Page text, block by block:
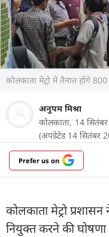
कोलकाता मेट्रो में तैनात होंगे
अनुपम मिश्रा
कोलकाता, 14
(अपडेटेड 14 सितंबर
Prefer us on
कोलकाता मेट्रो
नियुक्त करने की घोषणा